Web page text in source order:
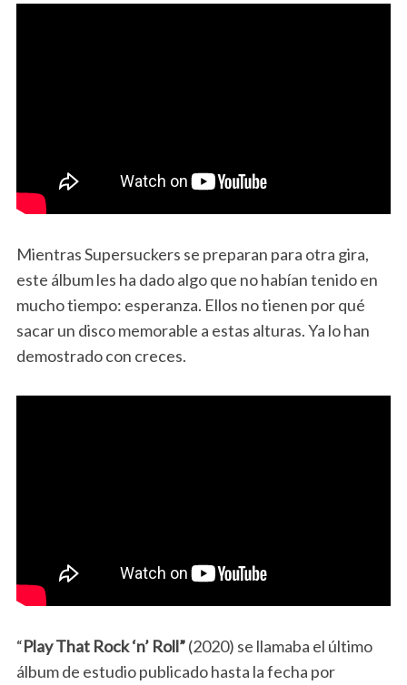
Mientras Supersuckers se preparan para otra gira,
este álbum les ha dado algo que no habían tenido en
mucho tiempo: esperanza. Ellos no tienen por qué
sacar un disco memorable a estas alturas. Ya lo han
demostrado con creces.
“Play That Rock ‘n’ Roll”(2020) se llamaba el último
álbum de estudio publicado hasta la fecha por